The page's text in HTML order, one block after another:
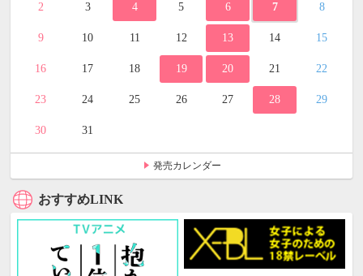
2 3 4 5 6 7 8
9 10 11 12 13 14 15
16 17 18 19 20 21 22
23 24 25 26 27 28 29
30 31
発売カレンダー
おすすめLINK